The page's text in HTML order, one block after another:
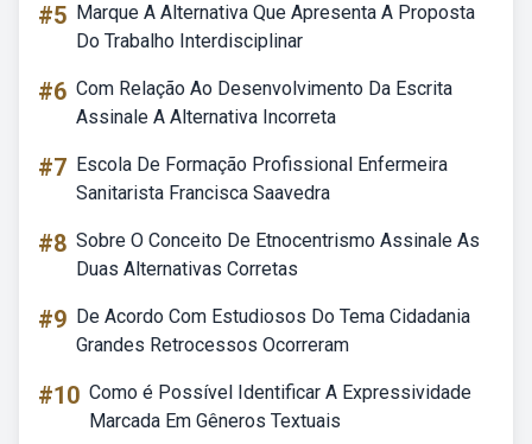
#5 Marque A Alternativa Que Apresenta A Proposta
Do Trabalho Interdisciplinar
#6 Com Relação Ao Desenvolvimento Da Escrita
Assinale A Alternativa Incorreta
#7 Escola De Formação Profissional Enfermeira
Sanitarista Francisca Saavedra
#8 Sobre O Conceito De Etnocentrismo Assinale As
Duas Alternativas Corretas
#9 De Acordo Com Estudiosos Do Tema Cidadania
Grandes Retrocessos Ocorreram
#10 Como é Possível Identificar A Expressividade
Marcada Em Gêneros Textuais